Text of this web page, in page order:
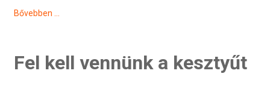
Bővebben ...
Fel kell vennünk a kesztyűt